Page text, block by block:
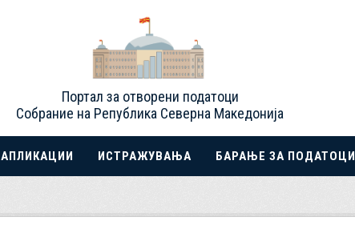
Портал за отворени податоци
Собрание на Република Северна Македонија
АПЛИКАЦИИ ИСТРАЖУВАЊА БАРАЊЕ ЗА ПОДАТОЦИ